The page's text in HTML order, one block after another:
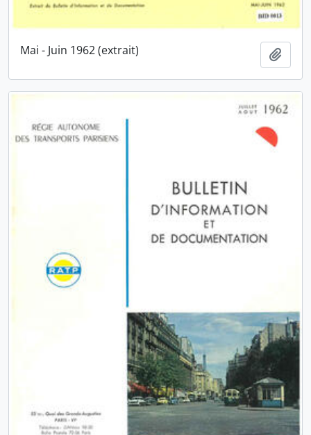
Mai - Juin 1962 (extrait)